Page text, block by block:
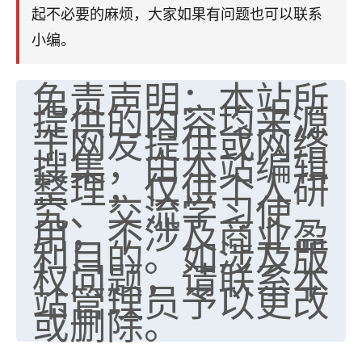
起不必要的麻烦，大家如果有问题也可以联系
小编。
免责声明：本站所
提供的内容均来源
于网友提供或网络
搜集，由本站编辑
整理，仅供个人研
究、交流学习使
用，不涉及商业盈
利目的。如涉及版
权问题，请联系本
站管理员予以更改
或删除。
七零老顽童：我母亲前年离世，刚开始我经常
超度，现在看来，人不信也不行。
2天前 来自云南 11
优秀的张同学
老师收徒吗？？我对这些很感兴趣
2天前 来自山西 15